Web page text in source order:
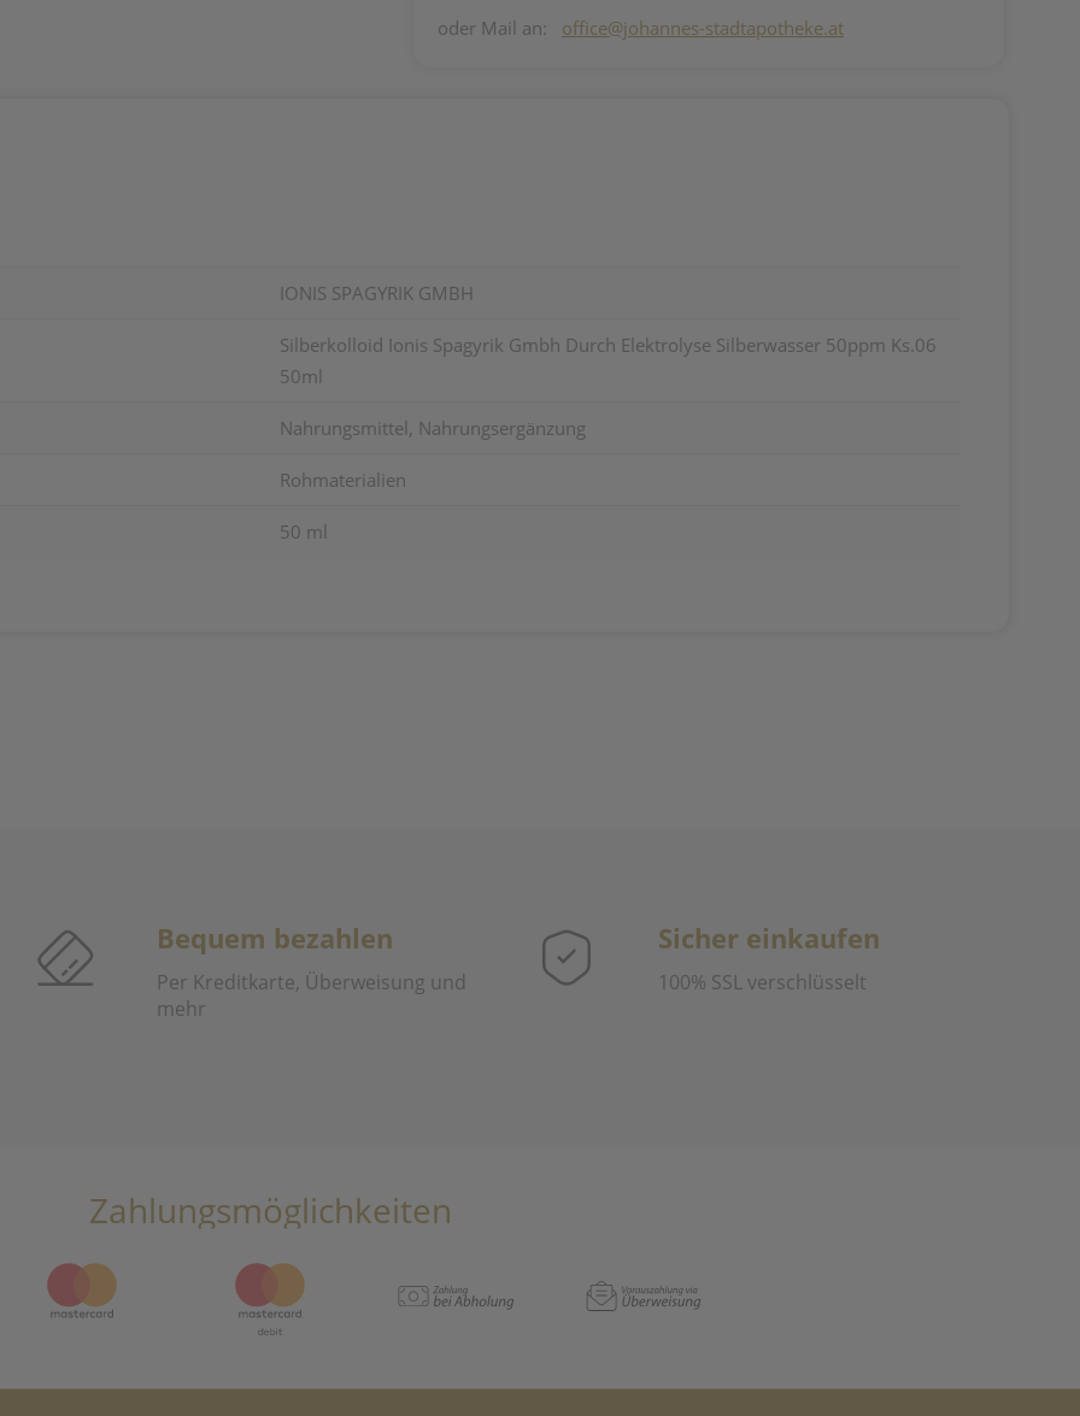
oder Mail an: office@johannes-stadtapotheke.at
IONIS SPAGYRIK GMBH
Silberkolloid Ionis Spagyrik Gmbh Durch Elektrolyse Silberwasser 50ppm Ks.06
50ml
Nahrungsmittel, Nahrungsergänzung
Rohmaterialien
50 ml
Bequem bezahlen
Per Kreditkarte, Überweisung und
mehr
Sicher einkaufen
100% SSL verschlüsselt
Zahlungsmöglichkeiten